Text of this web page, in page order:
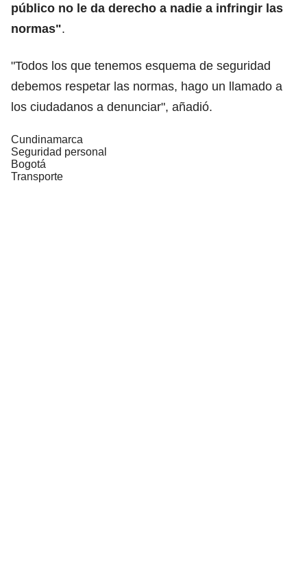
público no le da derecho a nadie a infringir las
normas".
"Todos los que tenemos esquema de seguridad
debemos respetar las normas, hago un llamado a
los ciudadanos a denunciar", añadió.
Cundinamarca
Seguridad personal
Bogotá
Transporte